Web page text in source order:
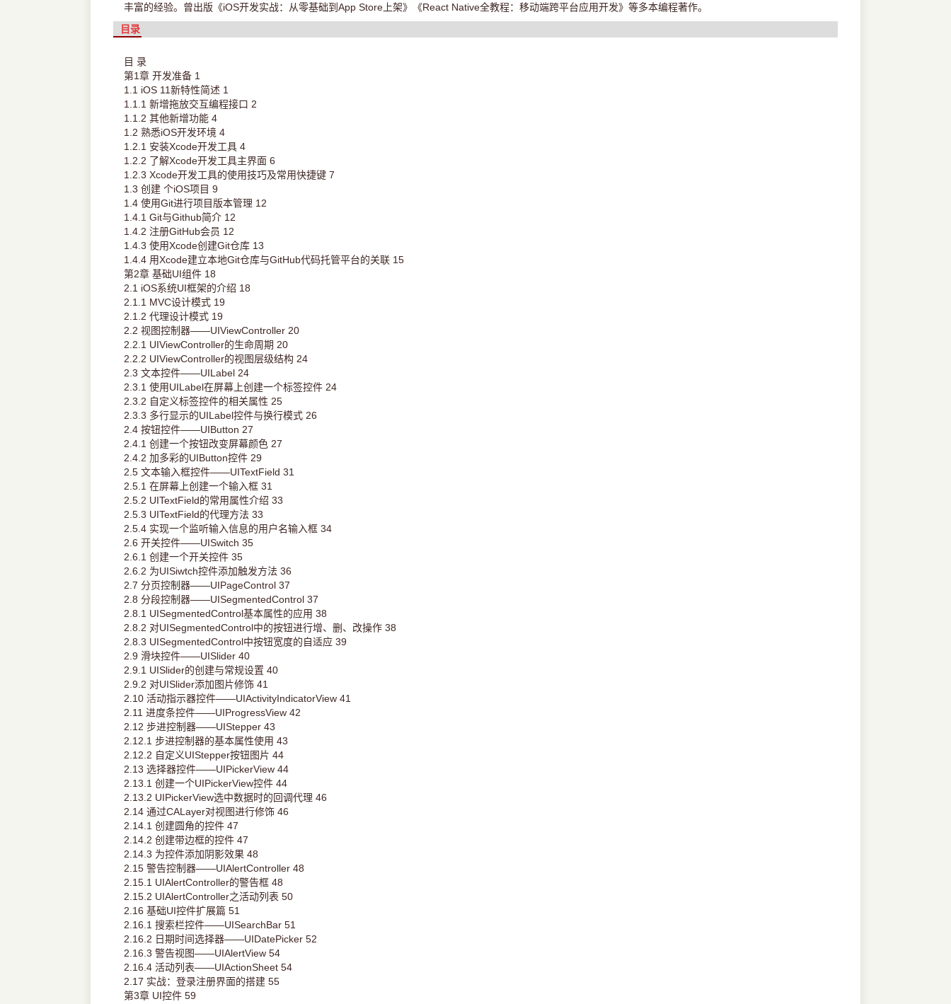
丰富的经验。曾出版《iOS开发实战：从零基础到App Store上架》《React Native全教程：移动端跨平台应用开发》等多本编程著作。
目录
目 录
第1章 开发准备 1
1.1 iOS 11新特性简述 1
1.1.1 新增拖放交互编程接口 2
1.1.2 其他新增功能 4
1.2 熟悉iOS开发环境 4
1.2.1 安装Xcode开发工具 4
1.2.2 了解Xcode开发工具主界面 6
1.2.3 Xcode开发工具的使用技巧及常用快捷键 7
1.3 创建 个iOS项目 9
1.4 使用Git进行项目版本管理 12
1.4.1 Git与Github简介 12
1.4.2 注册GitHub会员 12
1.4.3 使用Xcode创建Git仓库 13
1.4.4 用Xcode建立本地Git仓库与GitHub代码托管平台的关联 15
第2章 基础UI组件 18
2.1 iOS系统UI框架的介绍 18
2.1.1 MVC设计模式 19
2.1.2 代理设计模式 19
2.2 视图控制器——UIViewController 20
2.2.1 UIViewController的生命周期 20
2.2.2 UIViewController的视图层级结构 24
2.3 文本控件——UILabel 24
2.3.1 使用UILabel在屏幕上创建一个标签控件 24
2.3.2 自定义标签控件的相关属性 25
2.3.3 多行显示的UILabel控件与换行模式 26
2.4 按钮控件——UIButton 27
2.4.1 创建一个按钮改变屏幕颜色 27
2.4.2 加多彩的UIButton控件 29
2.5 文本输入框控件——UITextField 31
2.5.1 在屏幕上创建一个输入框 31
2.5.2 UITextField的常用属性介绍 33
2.5.3 UITextField的代理方法 33
2.5.4 实现一个监听输入信息的用户名输入框 34
2.6 开关控件——UISwitch 35
2.6.1 创建一个开关控件 35
2.6.2 为UISiwtch控件添加触发方法 36
2.7 分页控制器——UIPageControl 37
2.8 分段控制器——UISegmentedControl 37
2.8.1 UISegmentedControl基本属性的应用 38
2.8.2 对UISegmentedControl中的按钮进行增、删、改操作 38
2.8.3 UISegmentedControl中按钮宽度的自适应 39
2.9 滑块控件——UISlider 40
2.9.1 UISlider的创建与常规设置 40
2.9.2 对UISlider添加图片修饰 41
2.10 活动指示器控件——UIActivityIndicatorView 41
2.11 进度条控件——UIProgressView 42
2.12 步进控制器——UIStepper 43
2.12.1 步进控制器的基本属性使用 43
2.12.2 自定义UIStepper按钮图片 44
2.13 选择器控件——UIPickerView 44
2.13.1 创建一个UIPickerView控件 44
2.13.2 UIPickerView选中数据时的回调代理 46
2.14 通过CALayer对视图进行修饰 46
2.14.1 创建圆角的控件 47
2.14.2 创建带边框的控件 47
2.14.3 为控件添加阴影效果 48
2.15 警告控制器——UIAlertController 48
2.15.1 UIAlertController的警告框 48
2.15.2 UIAlertController之活动列表 50
2.16 基础UI控件扩展篇 51
2.16.1 搜索栏控件——UISearchBar 51
2.16.2 日期时间选择器——UIDatePicker 52
2.16.3 警告视图——UIAlertView 54
2.16.4 活动列表——UIActionSheet 54
2.17 实战：登录注册界面的搭建 55
第3章 UI控件 59